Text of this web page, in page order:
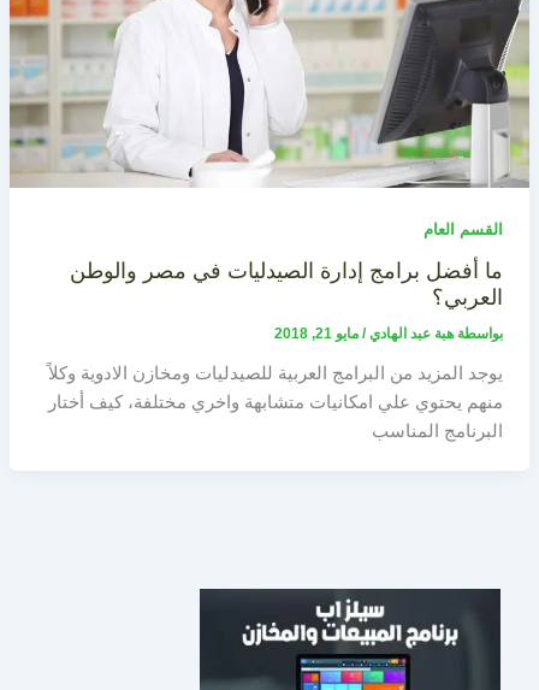
القسم العام
ما أفضل برامج إدارة الصيدليات في مصر والوطن
العربي؟
بواسطة هبة عبد الهادي/ مايو 21, 2018
يوجد المزيد من البرامج العربية للصيدليات ومخازن الادوية وكلاً
منهم يحتوي علي امكانيات متشابهة واخري مختلفة، كيف أختار
البرنامج المناسب